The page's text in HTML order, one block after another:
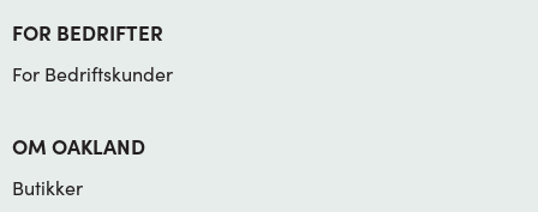
FOR BEDRIFTER
For Bedriftskunder
OM OAKLAND
Butikker